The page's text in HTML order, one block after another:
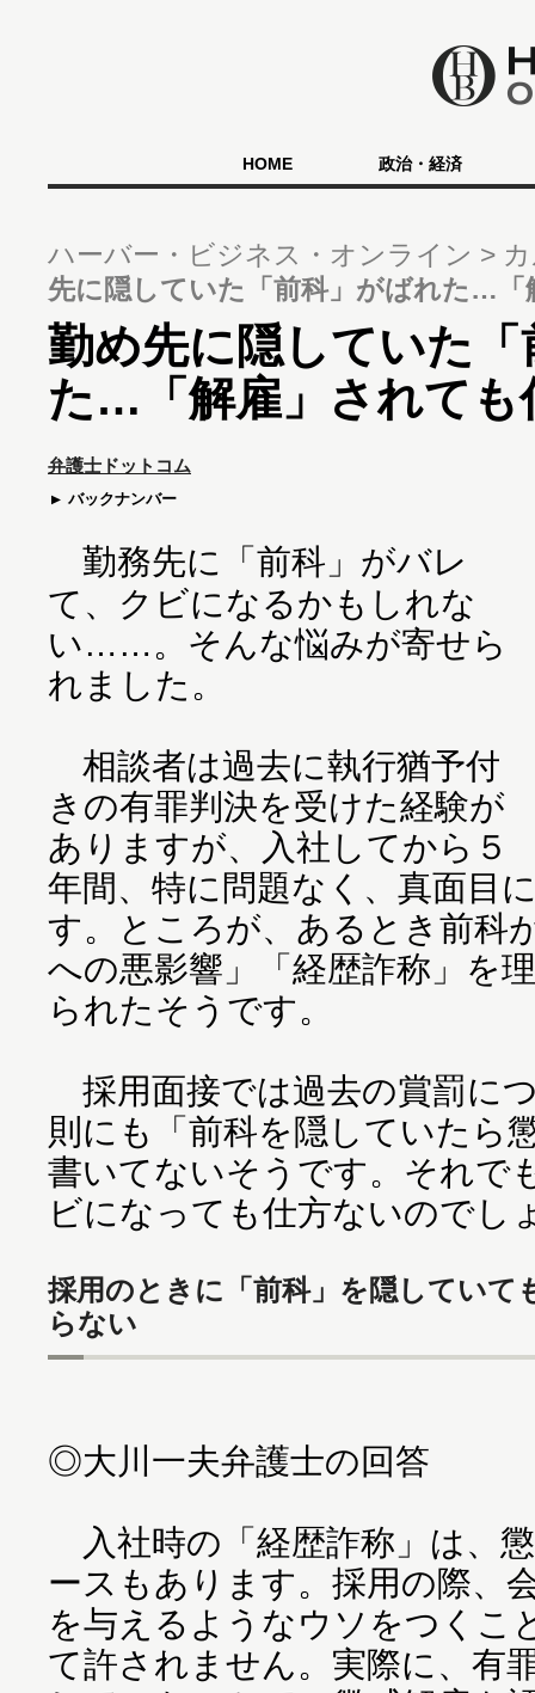
HOME 政治・経済
ハーバー・ビジネス・オンライン
先に隠していた「前科」がばれた…「
勤め先に隠していた
た…「解雇」されても
弁護士ドットコム
バックナンバー
勤務先に「前科」がバレ
て、クビになるかもしれな
い……。そんな悩みが寄せら
れました。
相談者は過去に執行猶予付
きの有罪判決を受けた経験が
ありますが、入社してから５
年間、特に問題なく、真面目
す。ところが、あるとき前科
への悪影響」「経歴詐称」を
られたそうです。
採用面接では過去の賞罰に
則にも「前科を隠していたら
書いてないそうです。それで
ビになっても仕方ないのでし
採用のときに「前科」を隠していて
らない
◎大川一夫弁護士の回答
入社時の「経歴詐称」は、
ースもあります。採用の際、
を与えるようなウソをつくこ
て許されません。実際に、有